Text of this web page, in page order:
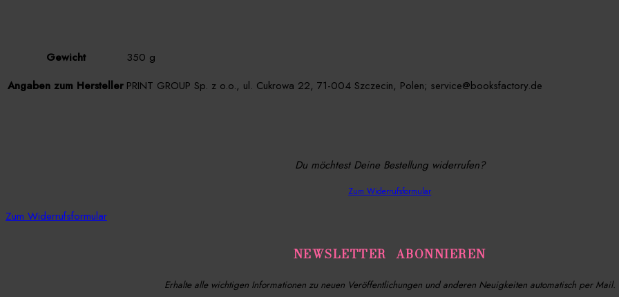
Gewicht
350 g
Angaben zum Hersteller PRINT GROUP Sp. z o.o., ul. Cukrowa 22, 71-004 Szczecin, Polen; service@booksfactory.de
Du möchtest Deine Bestellung widerrufen?
Zum Widerrufsformular
Zum Widerrufsformular
NEWSLETTER ABONNIEREN
Erhalte alle wichtigen Informationen zu neuen Veröffentlichungen und anderen Neuigkeiten automatisch per Mail.